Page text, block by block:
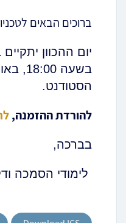
ברוכים הבאים
בשעה
הסטודנט.
להורדת ההזמנה,
בברכה,
לימודי הסמכה